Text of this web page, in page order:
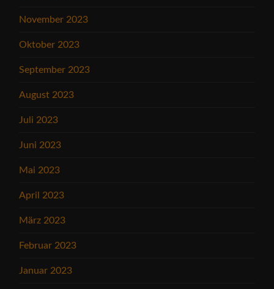
November 2023
Oktober 2023
September 2023
August 2023
Juli 2023
Juni 2023
Mai 2023
April 2023
März 2023
Februar 2023
Januar 2023